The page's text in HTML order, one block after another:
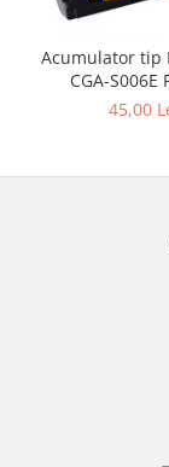
Acumulator tip
CGA-S006E
45,00